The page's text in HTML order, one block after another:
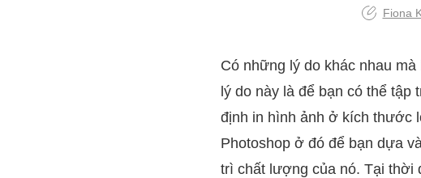
Fiona
Có những lý do khác nhau
lý do này là để bạn có thể
định in hình ảnh ở kích thước
Photoshop ở đó để bạn dựa
trì chất lượng của nó. Tại thời